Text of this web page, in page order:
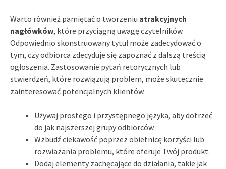
Warto również pamiętać o tworzeniu atrakcyjnych
nagłówków, które przyciągną uwagę czytelników.
Odpowiednio skonstruowany tytuł może zadecydować o
tym, czy odbiorca zdecyduje się zapoznać z dalszą treścią
ogłoszenia. Zastosowanie pytań retorycznych lub
stwierdzeń, które rozwiązują problem, może skutecznie
zainteresować potencjalnych klientów.
Używaj prostego i przystępnego języka, aby dotrzeć
do jak najszerszej grupy odbiorców.
Wzbudź ciekawość poprzez obietnicę korzyści lub
rozwiazania problemu, które oferuje Twój produkt.
Dodaj elementy zachęcające do działania, takie jak